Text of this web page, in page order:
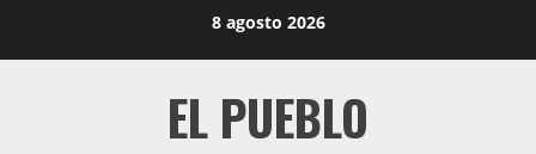
8 agosto 2026
EL PUEBLO